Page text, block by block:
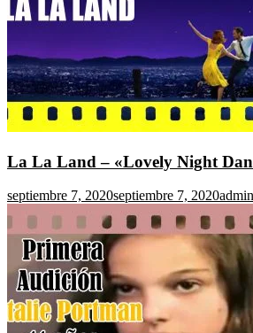
La La Land – «Lovely Night
septiembre 7, 2020septiembre 7, 2020admin